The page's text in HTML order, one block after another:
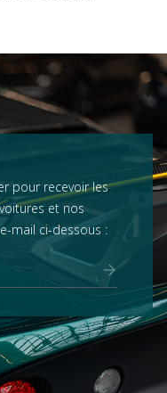
pour recevoir les
et nos
mail ci-dessous :